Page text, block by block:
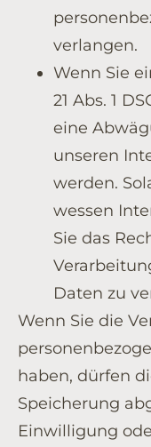
verlangen.
Wenn Sie
21 Abs. 1
eine
unseren
werden.
wessen
Sie das
Daten zu
Wenn Sie die
haben, dürfen
Speicherung
Einwilligung